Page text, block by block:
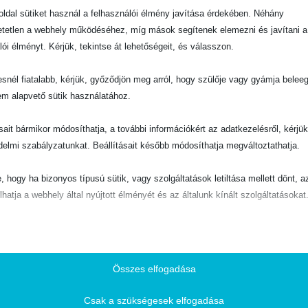
sütiket használ a felhasználói élmény javítása érdekében. Néhány
a webhely működéséhez, míg mások segítenek elemezni és javítani a
élményt. Kérjük, tekintse át lehetőségeit, és válasszon.
fiatalabb, kérjük, győződjön meg arról, hogy szülője vagy gyámja
alapvető sütik használatához.
bármikor módosíthatja, a további információkért az adatkezelésről,
szabályzatunkat. Beállításait később módosíthatja megváltoztathatja.
hogy ha bizonyos típusú sütik, vagy szolgáltatások letiltása mellett dönt,
a webhely által nyújtott élményét és az általunk kínált szolgáltatásokat.
szolgáltatások a GDPR szerint nem igénylik a felhasználó hozzájárulását.
Összes elfogadása
Csak a szükségesek elfogadása